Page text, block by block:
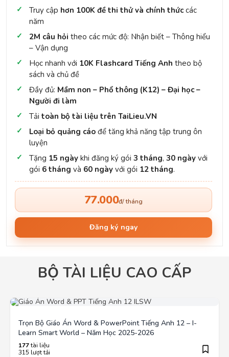
Truy cập hơn 100K đề thi thử và chính thứccác
năm
2M câu hỏi theo các mức độ: Nhận biết – Thông hiểu
– Vận dụng
Học nhanh với 10K Flashcard Tiếng Anh theo bộ
sách và chủ đề
Đầy đủ: Mầm non – Phổ thông (K12) – Đại học –
Người đi làm
Tải toàn bộ tài liệu trên TaiLieu.VN
Loại bỏ quảng cáo để tăng khả năng tập trung ôn
luyện
Tặng 15 ngày khi đăng ký gói 3 tháng, 30 ngày với
gói 6 tháng và 60 ngày với gói 12 tháng.
77.000đ/ tháng
Đăng ký ngay
BỘ TÀI LIỆU CAO CẤP
Trọn Bộ Giáo Án Word & PowerPoint Tiếng Anh 12 – I-
Learn Smart World – Năm Học 2025-2026
177tài liệu
315 lượt tải